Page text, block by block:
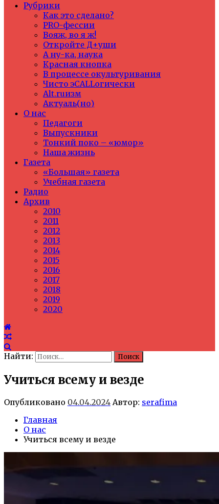
Рубрики
Как это сделано?
PRO-фессии
Вояж, во я ж!
Откройте Д+уши
А ну-ка, наука
Красная кнопка
В процессе окультуривания
Чисто эCALLогически
Alt.ruизм
Актуаль(но)
О нас
Педагоги
Выпускники
Тонкий поко – «юмор»
Наша жизнь
Газета
«Большая» газета
Учебная газета
Радио
Архив
2010
2011
2012
2013
2014
2015
2016
2017
2018
2019
2020
Найти:
Учиться всему и везде
Опубликовано 04.04.2024 Автор: serafima
Главная
О нас
Учиться всему и везде